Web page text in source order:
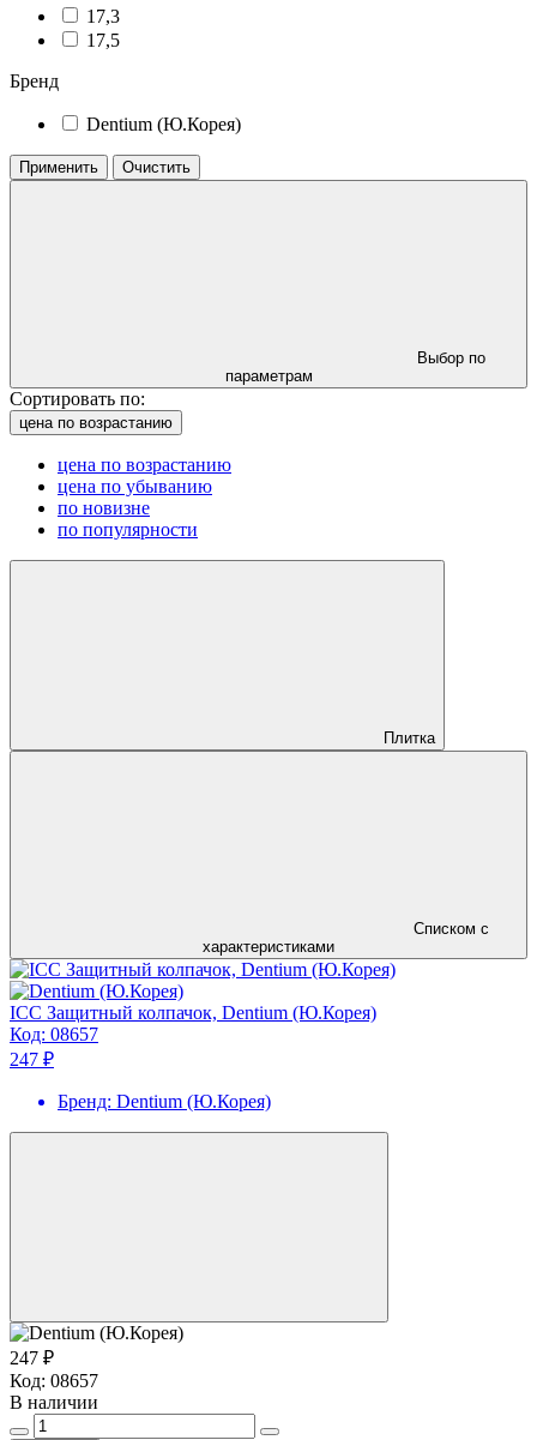
17,3
17,5
Бренд
Dentium (Ю.Корея)
Применить Очистить
Выбор по
параметрам
Сортировать по:
цена по возрастанию
цена по возрастанию
цена по убыванию
по новизне
по популярности
Плитка
Списком с
характеристиками
ICC Защитный колпачок, Dentium (Ю.Корея)
Код: 08657
247 ₽
Бренд: Dentium (Ю.Корея)
247 ₽
Код: 08657
В наличии